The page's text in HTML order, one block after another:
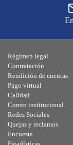
Régimen legal
Contratación
Rendición de cuentas
Pago virtual
Calidad
Correo institucional
Redes Sociales
Quejas y reclamos
Encuesta